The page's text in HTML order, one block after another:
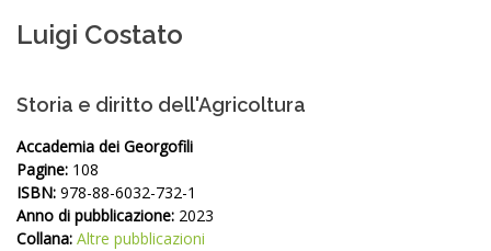
Luigi Costato
Storia e diritto dell'Agricoltura
Accademia dei Georgofili
Pagine: 108
ISBN: 978-88-6032-732-1
Anno di pubblicazione: 2023
Collana: Altre pubblicazioni